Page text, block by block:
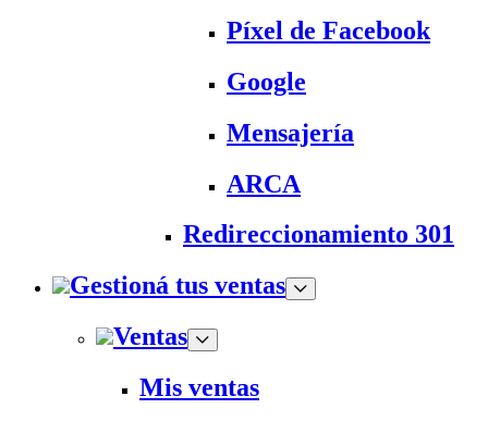
Píxel de Facebook
Google
Mensajería
ARCA
Redireccionamiento 301
Gestioná tus ventas
Ventas
Mis ventas